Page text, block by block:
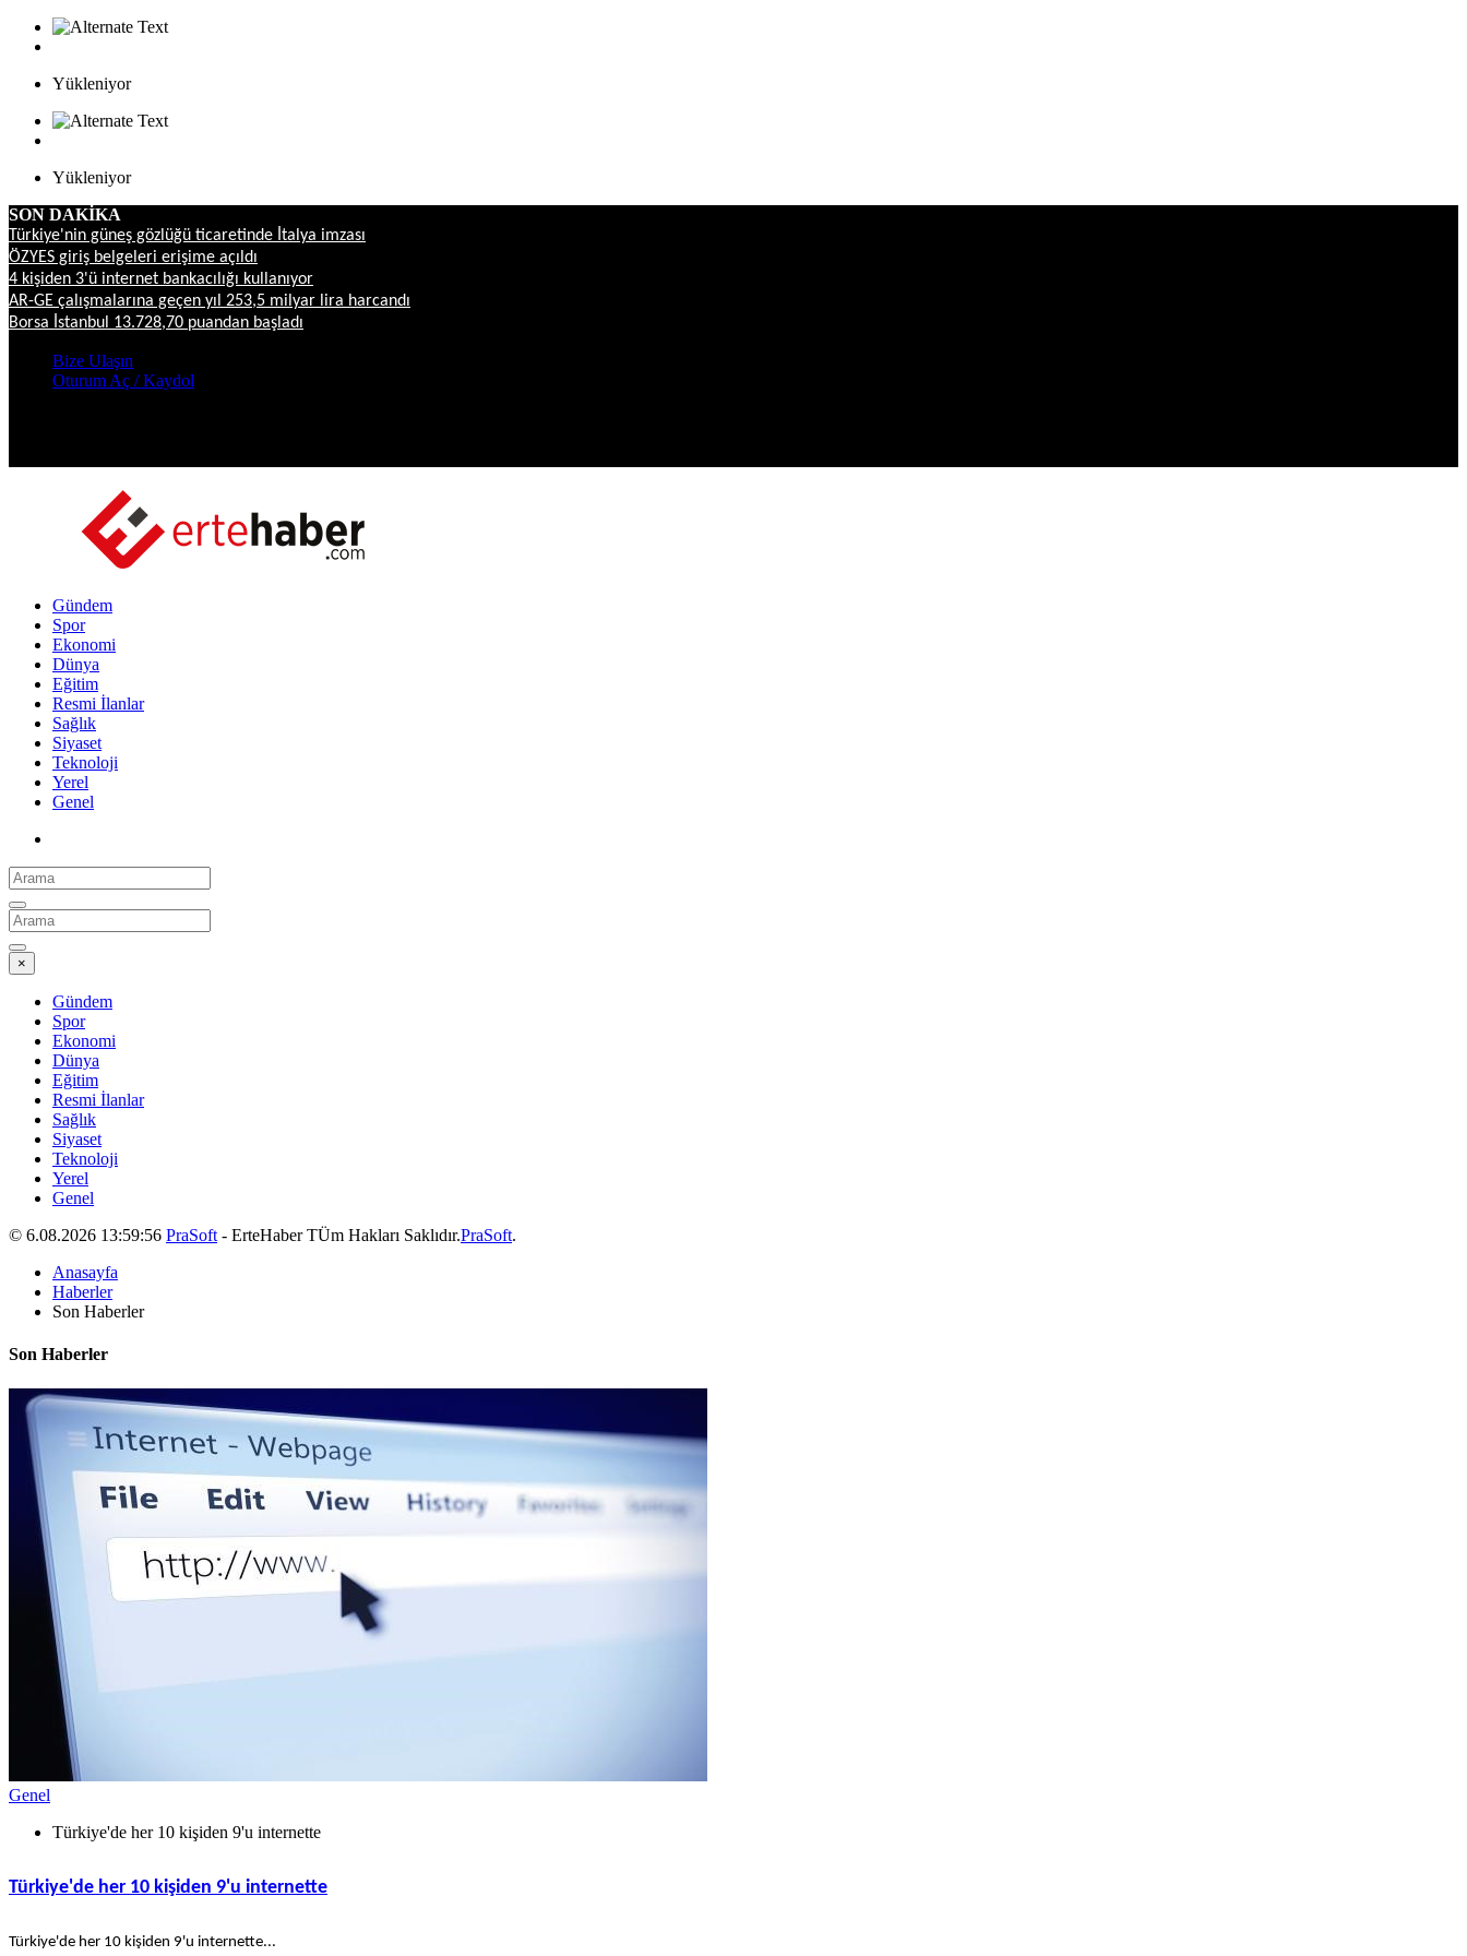
Yükleniyor
Yükleniyor
SON DAKİKA
Türkiye'nin güneş gözlüğü ticaretinde İtalya imzası
ÖZYES giriş belgeleri erişime açıldı
4 kişiden 3'ü internet bankacılığı kullanıyor
AR-GE çalışmalarına geçen yıl 253,5 milyar lira harcandı
Borsa İstanbul 13.728,70 puandan başladı
Bize Ulaşın
Oturum Aç / Kaydol
Gündem
Spor
Ekonomi
Dünya
Eğitim
Resmi İlanlar
Sağlık
Siyaset
Teknoloji
Yerel
Genel
×
Gündem
Spor
Ekonomi
Dünya
Eğitim
Resmi İlanlar
Sağlık
Siyaset
Teknoloji
Yerel
Genel
© 6.08.2026 13:59:56 PraSoft - ErteHaber TÜm Hakları Saklıdır.PraSoft.
Anasayfa
Haberler
Son Haberler
Son Haberler
Genel
Türkiye'de her 10 kişiden 9'u internette
Türkiye'de her 10 kişiden 9'u internette
Türkiye'de her 10 kişiden 9'u internette...